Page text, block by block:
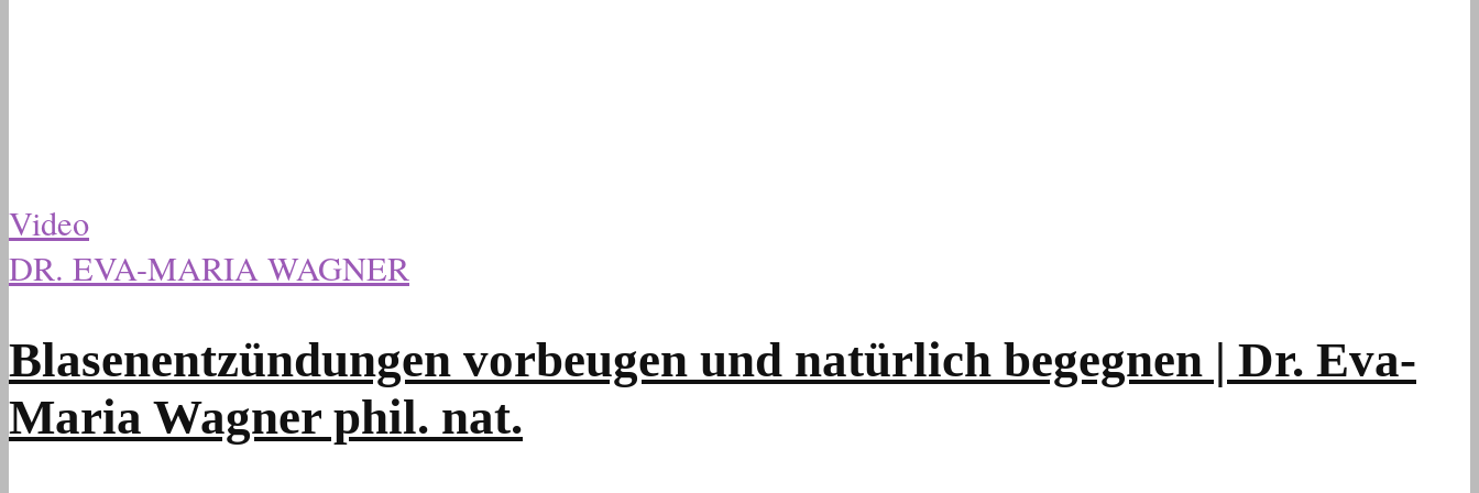
Video
DR. EVA-MARIA WAGNER
Blasenentzündungen vorbeugen und natürlich begegnen | Dr. Eva-
Maria Wagner phil. nat.